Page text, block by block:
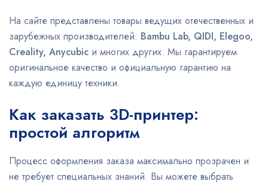
На сайте представлены товары ведущих отечественных и
зарубежных производителей: Bambu Lab, QIDI, Elegoo,
Creality, Anycubic и многих других. Мы гарантируем
оригинальное качество и официальную гарантию на
каждую единицу техники.
Как заказать 3D-принтер:
простой алгоритм
Процесс оформления заказа максимально прозрачен и
не требует специальных знаний. Вы можете выбрать